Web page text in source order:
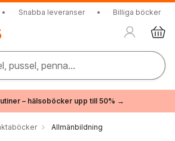
• Snabba leveranser • Billiga böcker
pussel, penna...
– hälsoböcker upp till 50% →
Allmänbildning